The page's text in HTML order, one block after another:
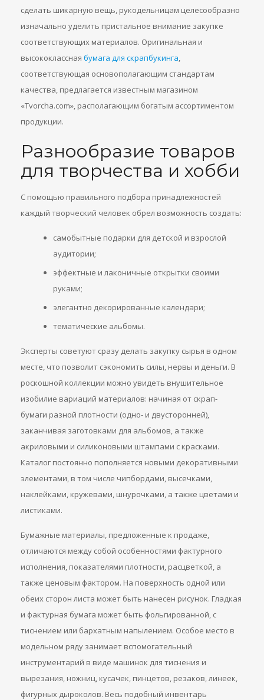
сделать шикарную вещь, рукодельницам целесообразно
изначально уделить пристальное внимание закупке
соответствующих материалов. Оригинальная и
высококлассная бумага для скрапбукинга,
соответствующая основополагающим стандартам
качества, предлагается известным магазином
«Tvorcha.com», располагающим богатым ассортиментом
продукции.
Разнообразие товаров
для творчества и хобби
С помощью правильного подбора принадлежностей
каждый творческий человек обрел возможность создать:
самобытные подарки для детской и взрослой
аудитории;
эффектные и лаконичные открытки своими
руками;
элегантно декорированные календари;
тематические альбомы.
Эксперты советуют сразу делать закупку сырья в одном
месте, что позволит сэкономить силы, нервы и деньги. В
роскошной коллекции можно увидеть внушительное
изобилие вариаций материалов: начиная от скрап-
бумаги разной плотности (одно- и двусторонней),
заканчивая заготовками для альбомов, а также
акриловыми и силиконовыми штампами с красками.
Каталог постоянно пополняется новыми декоративными
элементами, в том числе чипбордами, высечками,
наклейками, кружевами, шнурочками, а также цветами и
листиками.
Бумажные материалы, предложенные к продаже,
отличаются между собой особенностями фактурного
исполнения, показателями плотности, расцветкой, а
также ценовым фактором. На поверхность одной или
обеих сторон листа может быть нанесен рисунок. Гладкая
и фактурная бумага может быть фольгированной, с
тиснением или бархатным напылением. Особое место в
модельном ряду занимает вспомогательный
инструментарий в виде машинок для тиснения и
вырезания, ножниц, кусачек, пинцетов, резаков, линеек,
фигурных дыроколов. Весь подобный инвентарь